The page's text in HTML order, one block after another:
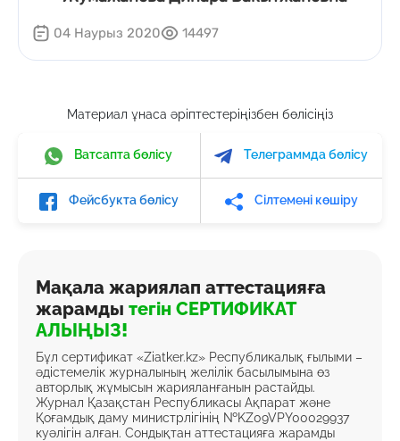
04 Наурыз 2020 14497
Материал ұнаса әріптестеріңізбен бөлісіңіз
Ватсапта бөлісу Телеграммда бөлісу
Фейсбукта бөлісу Сілтемені көшіру
Мақала жариялап аттестацияға
жарамды тегін СЕРТИФИКАТ
АЛЫҢЫЗ!
Бұл сертификат «Ziatker.kz» Республикалық ғылыми –
әдістемелік журналының желілік басылымына өз
авторлық жұмысын жарияланғанын растайды.
Журнал Қазақстан Республикасы Ақпарат және
Қоғамдық даму министрлігінің №KZ09VPY00029937
куәлігін алған. Сондықтан аттестацияға жарамды